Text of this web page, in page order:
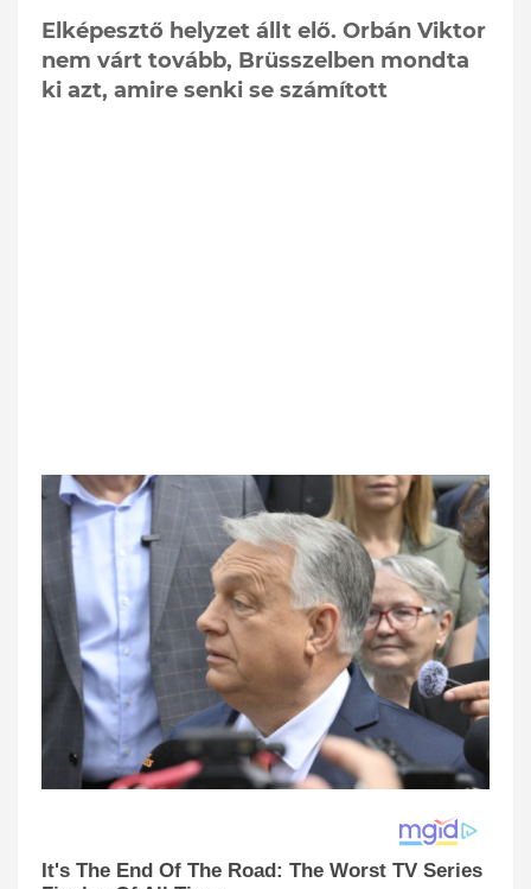
Elképesztő helyzet állt elő. Orbán Viktor
nem várt tovább, Brüsszelben mondta
ki azt, amire senki se számított